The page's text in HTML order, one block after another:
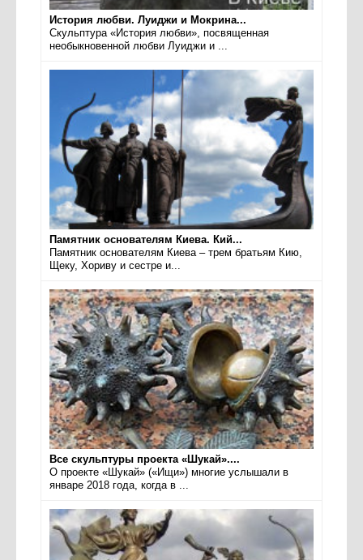
История любви. Луиджи и Мокрина...
Скульптура «История любви», посвященная
необыкновенной любви Луиджи и ...
Памятник основателям Киева. Кий...
Памятник основателям Киева – трем братьям Кию,
Щеку, Хориву и сестре и...
Все скульптуры проекта «Шукай»....
О проекте «Шукай» («Ищи») многие услышали в
январе 2018 года, когда в ...